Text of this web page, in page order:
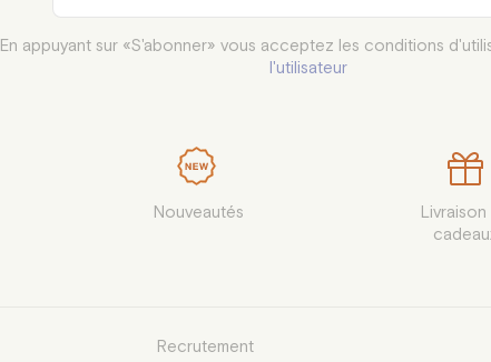
En appuyant sur «S'abonner» vous acceptez les conditions
l'utilisateur
Nouveautés
Livraison
Recrutement